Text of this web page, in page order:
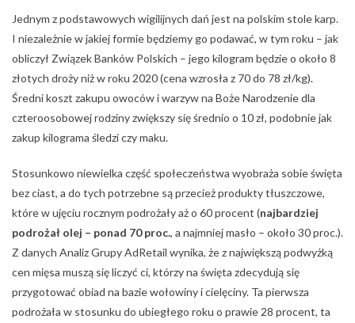
Jednym z podstawowych wigilijnych dań jest na polskim stole karp.
I niezależnie w jakiej formie będziemy go podawać, w tym roku – jak
obliczył Związek Banków Polskich – jego kilogram będzie o około 8
złotych droży niż w roku 2020 (cena wzrosła z 70 do 78 zł/kg).
Średni koszt zakupu owoców i warzyw na Boże Narodzenie dla
czteroosobowej rodziny zwiększy się średnio o 10 zł, podobnie jak
zakup kilograma śledzi czy maku.
Stosunkowo niewielka część społeczeństwa wyobraża sobie święta
bez ciast, a do tych potrzebne są przecież produkty tłuszczowe,
które w ujęciu rocznym podrożały aż o 60 procent (najbardziej
podrożał olej – ponad 70 proc., a najmniej masło – około 30 proc.).
Z danych Analiz Grupy AdRetail wynika, że z największą podwyżką
cen mięsa muszą się liczyć ci, którzy na święta zdecydują się
przygotować obiad na bazie wołowiny i cielęciny. Ta pierwsza
podrożała w stosunku do ubiegłego roku o prawie 28 procent, ta